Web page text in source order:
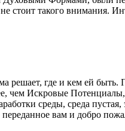
стоит такого внимания.
решает, где и кем ей быть.
чем Искровые
среды, среда
переданное вам и добро